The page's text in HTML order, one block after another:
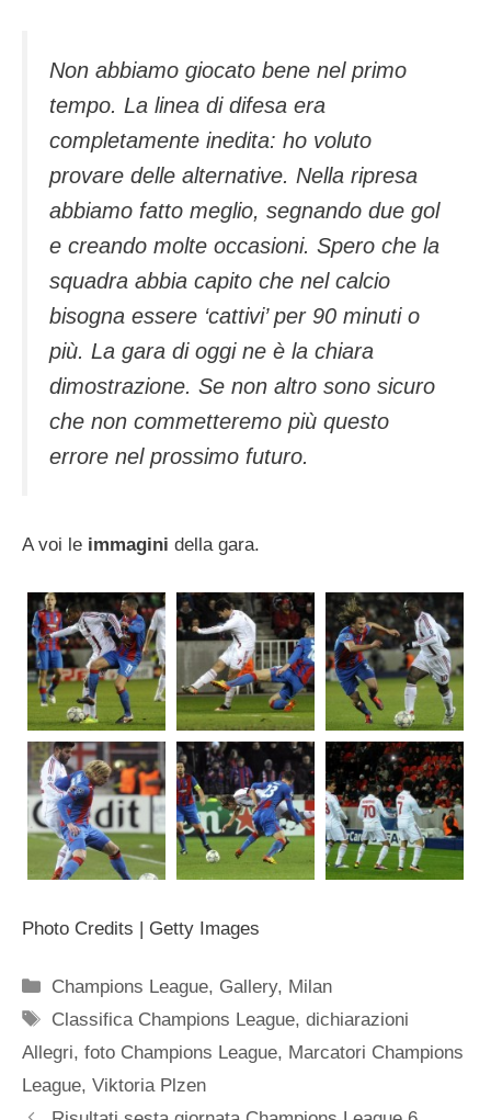
Non abbiamo giocato bene nel primo
tempo. La linea di difesa era
completamente inedita: ho voluto
provare delle alternative. Nella ripresa
abbiamo fatto meglio, segnando due gol
e creando molte occasioni. Spero che la
squadra abbia capito che nel calcio
bisogna essere ‘cattivi’ per 90 minuti o
più. La gara di oggi ne è la chiara
dimostrazione. Se non altro sono sicuro
che non commetteremo più questo
errore nel prossimo futuro.
A voi le immagini della gara.
Photo Credits | Getty Images
Categorie
Champions League, Gallery, Milan
Tag
Classifica Champions League,dichiarazioni
Allegri, foto Champions League, Marcatori Champions
League, Viktoria Plzen